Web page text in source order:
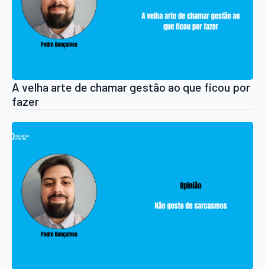
A velha arte de chamar gestão ao que ficou por
fazer